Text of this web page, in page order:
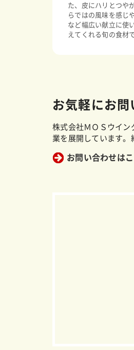
た、皮にハリとつや
らではの風味を感じ
など幅広い献立に使
えてくれる旬の食材
お気軽にお
株式会社ＭＯＳウイン
業を展開しています。
お問い合わせは